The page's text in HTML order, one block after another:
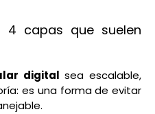
4 capas que suelen
digital sea escalable,
es una forma de evitar